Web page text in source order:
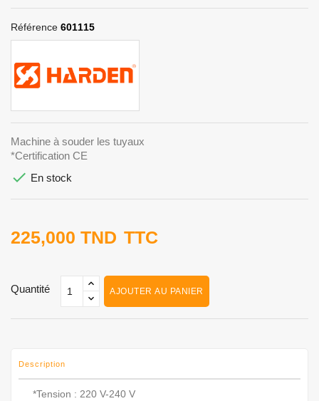
Référence 601115
Machine à souder les tuyaux
*Certification CE
 En stock
225,000 TND TTC
Quantité AJOUTER AU PANIER
Description
*Tension : 220 V-240 V